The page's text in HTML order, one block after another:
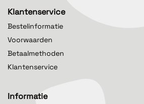
Klantenservice
Bestelinformatie
Voorwaarden
Betaalmethoden
Klantenservice
Informatie